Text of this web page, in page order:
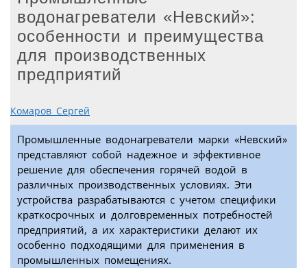
водонагреватели «Невский»:
особенности и преимущества
для производственных
предприятий
Комаров Сергей
Промышленные водонагреватели марки «Невский»
представляют собой надежное и эффективное
решение для обеспечения горячей водой в
различных производственных условиях. Эти
устройства разрабатываются с учетом специфики
краткосрочных и долговременных потребностей
предприятий, а их характеристики делают их
особенно подходящими для применения в
промышленных помещениях.